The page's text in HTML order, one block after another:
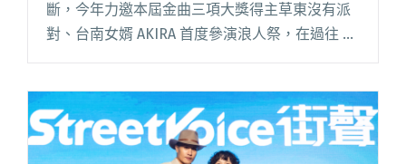
斷，今年力邀本屆金曲三項大獎得主草東沒有派
對、台南女婿 AKIRA 首度參演浪人祭，在過往 5
屆累積的好口碑與驚喜陣容加乘下創票房新高，
文 "浪人祭第三波陣容公布：The Crane、溫蒂漫
步、Mamas Gun參戰！"